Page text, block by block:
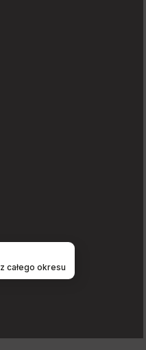
z całego okresu